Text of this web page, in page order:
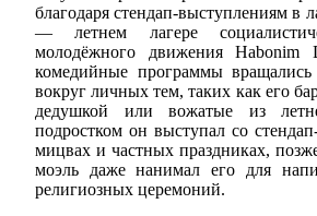
благодаря стендап-выступлениям в
— летнем лагере
молодёжного движения Habonim
комедийные программы
вокруг личных тем, таких как его
дедушкой или вожатые из
подростком он выступал со
мицвах и частных праздниках,
моэль даже нанимал его для
религиозных церемоний.